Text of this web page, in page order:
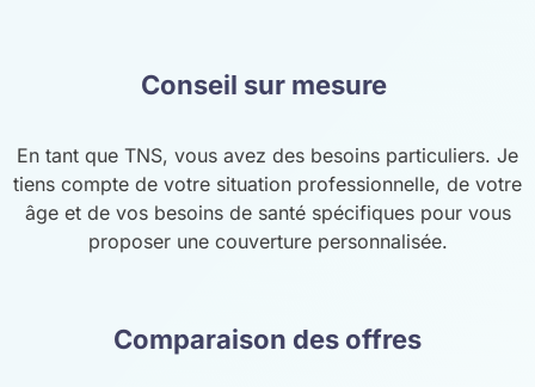
Conseil sur mesure
En tant que TNS, vous avez des besoins particuliers. Je
tiens compte de votre situation professionnelle, de votre
âge et de vos besoins de santé spécifiques pour vous
proposer une couverture personnalisée.
Comparaison des offres